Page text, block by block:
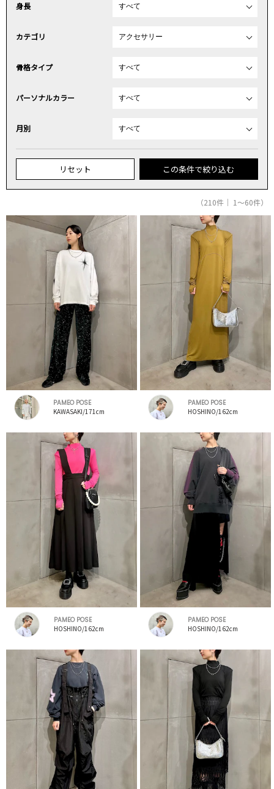
身長
カテゴリ
骨格タイプ
パーソナルカラー
月別
リセット この条件で絞り込む
（210件｜ 1～60件）
PAMEO POSE
KAWASAKI/171cm
PAMEO POSE
HOSHINO/162cm
PAMEO POSE
HOSHINO/162cm
PAMEO POSE
HOSHINO/162cm